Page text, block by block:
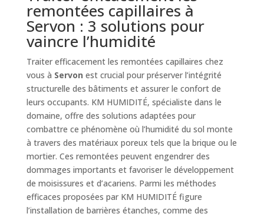
remontées capillaires à
Servon : 3 solutions pour
vaincre l’humidité
Traiter efficacement les remontées capillaires chez
vous à Servon est crucial pour préserver l’intégrité
structurelle des bâtiments et assurer le confort de
leurs occupants. KM HUMIDITÉ, spécialiste dans le
domaine, offre des solutions adaptées pour
combattre ce phénomène où l’humidité du sol monte
à travers des matériaux poreux tels que la brique ou le
mortier. Ces remontées peuvent engendrer des
dommages importants et favoriser le développement
de moisissures et d’acariens. Parmi les méthodes
efficaces proposées par KM HUMIDITÉ figure
l’installation de barrières étanches, comme des